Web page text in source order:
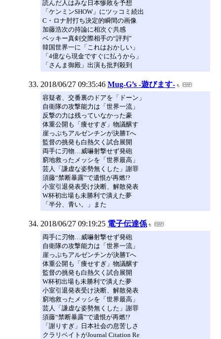
読んだ人はみな日本惨敗を予想
「ケンミンSHOW」にツッコミ続出
C・ロナ肘打ち決定的瞬間の画像
加藤浩次の持論に相次ぐ共感
ベッキー真剣交際相手の“評判”
韓国世界一に「これはおかしい」
「4億なら現金ですぐに払うから」
「さんま御殿」出演も批判殺到
2018/06/27 09:35:46 Mug-G’s -遊びます-
容疑者、交番裏のドアを「ドーン」
自衛隊の攻撃能力は「世界一流」
反撃の力は残っていなかった豪
体重公開も「痩せすぎ」物議醸す
崖っぷちアルゼンチンが決勝Tへ
監督の挑発も白熱欠く試合展開
両手に刃物…威嚇射撃せず発砲
窮地救ったメッシを「世界最高」
芸人「謙虚な姿勢無くした」謝罪
須藤“禁断暴露”で遺恨が再燃!?
小室引退発表受け決断、解散発表
W杯初出場も未勝利で潰えた夢
「半分、青い。」また
2018/06/27 09:19:25 電子伝達係
両手に刃物…威嚇射撃せず発砲
自衛隊の攻撃能力は「世界一流」
崖っぷちアルゼンチンが決勝Tへ
体重公開も「痩せすぎ」物議醸す
監督の挑発も白熱欠く試合展開
W杯初出場も未勝利で潰えた夢
小室引退発表受け決断、解散発表
窮地救ったメッシを「世界最高」
芸人「謙虚な姿勢無くした」謝罪
須藤“禁断暴露”で遺恨が再燃!?
「謝りすぎ」日本社会の息苦しさ
クラリベイトがJournal Citation Re